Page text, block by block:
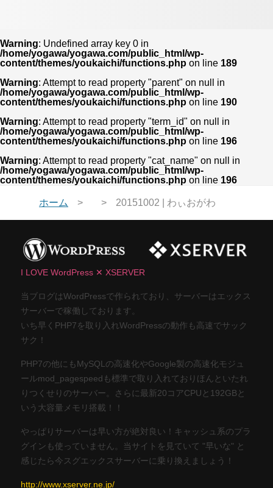
Warning: Undefined array key 0 in
/home/yogawa/yogawa.com/public_html/wp-
content/themes/youkaichi/functions.php on line 189
Warning: Attempt to read property "parent" on null in
/home/yogawa/yogawa.com/public_html/wp-
content/themes/youkaichi/functions.php on line 190
Warning: Attempt to read property "term_id" on null in
/home/yogawa/yogawa.com/public_html/wp-
content/themes/youkaichi/functions.php on line 196
Warning: Attempt to read property "cat_name" on null in
/home/yogawa/yogawa.com/public_html/wp-
content/themes/youkaichi/functions.php on line 196
ホーム 20151002 | わぃおがわ
I LOVE WordPress ✕ XSERVER
当ブログはWordPressで作られており、サーバーはエックス
サーバーで稼働しております。
いち早くPHP7を取り入れWordPressの動作も高速でサック
サク！
PHP7の他にもMySQLの高速化やGoogle製の高速化モジュ
ールmod_pagespeedも標準で取り入れておりほんといたれ
りつくせりのサーバー。さらに最新20コアCPUと192GBと
いう大容量メモリ搭載！！
やっぱりサーバーは早い方が絶対良い！キャッシュ系のプラ
グインも使っていません。当サイトを見ていて "早いな" と
感じたら今スグエックスサーバーに乗り換えましょう！
http://www.xserver.ne.jp/